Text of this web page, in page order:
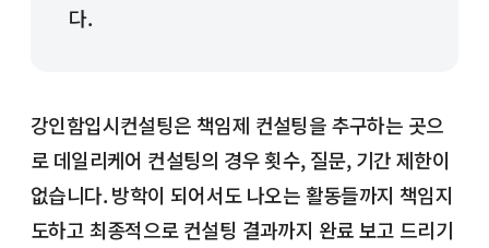
다.
강인함입시컨설팅은 책임제 컨설팅을 추구하는 곳으
로 데일리케어 컨설팅의 경우 횟수, 질문, 기간 제한이
없습니다. 방학이 되어서도 나오는 활동들까지 책임지
도하고 최종적으로 컨설팅 결과까지 완료 보고 드리기